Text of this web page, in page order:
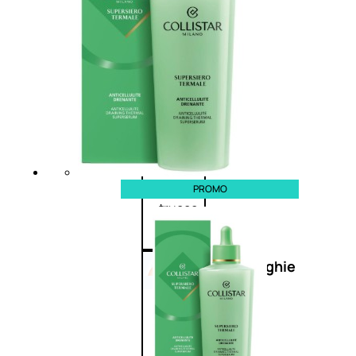
Primer
viso
Cipria
Fard/Blush
Illuminante
abbronzanti
Fissatore
trucco
Unghie
Smalto
Smalto
PROMO